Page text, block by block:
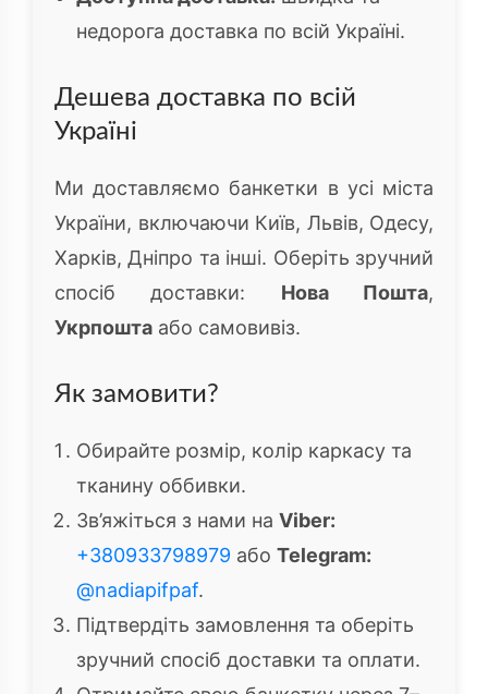
недорога доставка по всій Україні.
Дешева доставка по всій
Україні
Ми доставляємо банкетки в усі міста
України, включаючи Київ, Львів, Одесу,
Харків, Дніпро та інші. Оберіть зручний
спосіб доставки: Нова Пошта,
Укрпошта або самовивіз.
Як замовити?
Обирайте розмір, колір каркасу та
тканину оббивки.
Зв’яжіться з нами на Viber:
+380933798979 або Telegram:
@nadiapifpaf.
Підтвердіть замовлення та оберіть
зручний спосіб доставки та оплати.